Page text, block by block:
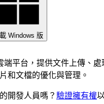
載 Windows 版
端平台，提供文件上傳、
和文檔的優化與管理。
開發人員嗎？ 驗證擁有權